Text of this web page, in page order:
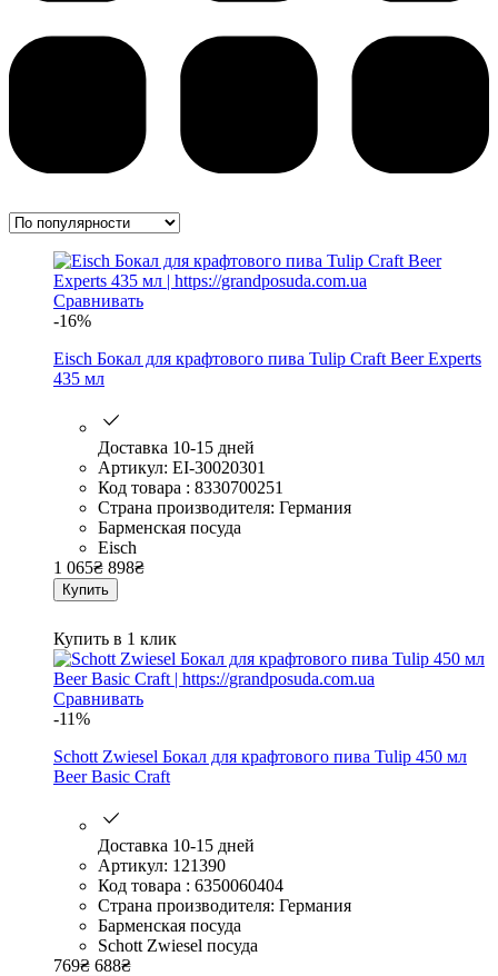
Сравнивать
-16%
Eisch Бокал для крафтового пива Tulip Craft Beer Experts
435 мл
Доставка 10-15 дней
Артикул: EI-30020301
Код товара : 8330700251
Страна производителя: Германия
Барменская посуда
Eisch
1 065₴ 898₴
Купить
Купить в 1 клик
Сравнивать
-11%
Schott Zwiesel Бокал для крафтового пива Tulip 450 мл
Beer Basic Craft
Доставка 10-15 дней
Артикул: 121390
Код товара : 6350060404
Страна производителя: Германия
Барменская посуда
Schott Zwiesel посуда
769₴ 688₴